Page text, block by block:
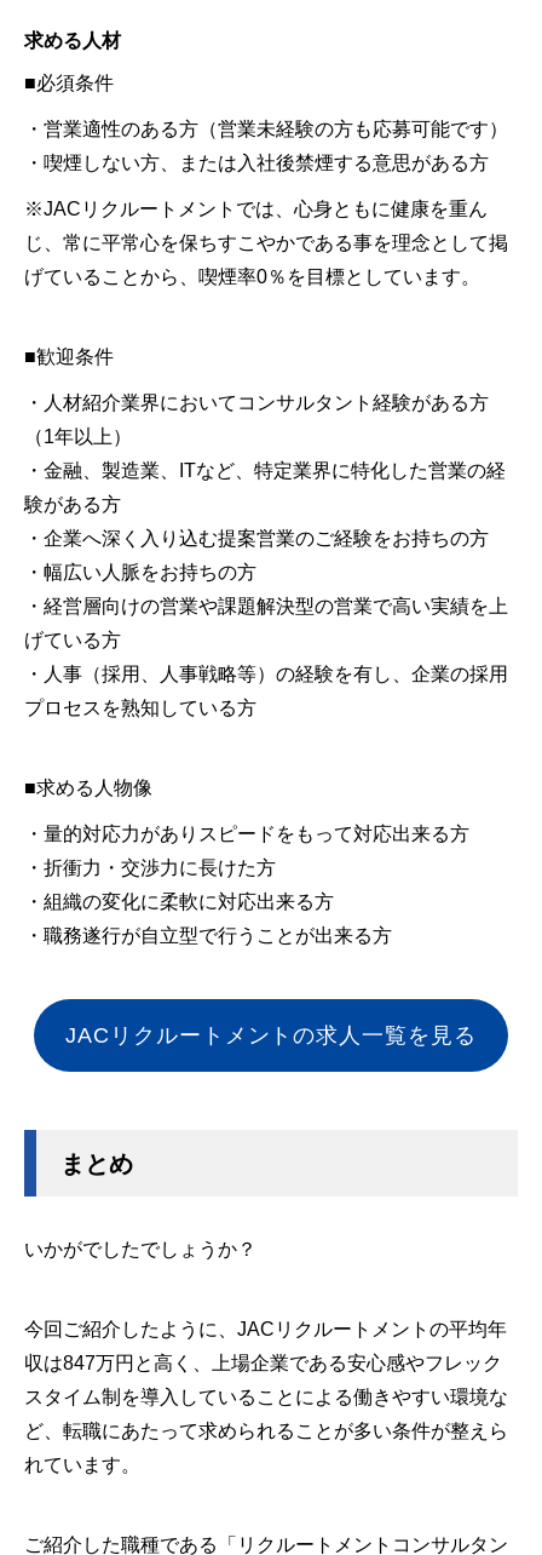
求める人材
■必須条件
・営業適性のある方（営業未経験の方も応募可能です）
・喫煙しない方、または入社後禁煙する意思がある方
※JACリクルートメントでは、心身ともに健康を重ん
じ、常に平常心を保ちすこやかである事を理念として掲
げていることから、喫煙率0％を目標としています。
■歓迎条件
・人材紹介業界においてコンサルタント経験がある方
（1年以上）
・金融、製造業、ITなど、特定業界に特化した営業の経
験がある方
・企業へ深く入り込む提案営業のご経験をお持ちの方
・幅広い人脈をお持ちの方
・経営層向けの営業や課題解決型の営業で高い実績を上
げている方
・人事（採用、人事戦略等）の経験を有し、企業の採用
プロセスを熟知している方
■求める人物像
・量的対応力がありスピードをもって対応出来る方
・折衝力・交渉力に長けた方
・組織の変化に柔軟に対応出来る方
・職務遂行が自立型で行うことが出来る方
JACリクルートメントの求人一覧を見る
まとめ
いかがでしたでしょうか？
今回ご紹介したように、JACリクルートメントの平均年
収は847万円と高く、上場企業である安心感やフレック
スタイム制を導入していることによる働きやすい環境な
ど、転職にあたって求められることが多い条件が整えら
れています。
ご紹介した職種である「リクルートメントコンサルタン